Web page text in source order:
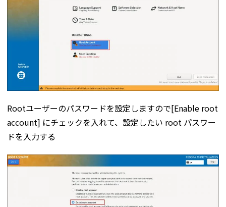
Rootユーザーのパスワードを設定しますので[Enable root
account] にチェックを入れて、設定したい root パスワー
ドを入力する